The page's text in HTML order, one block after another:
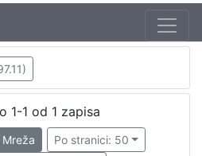
1-1 od 1 zapisa
Mreža
Po stranici: 50